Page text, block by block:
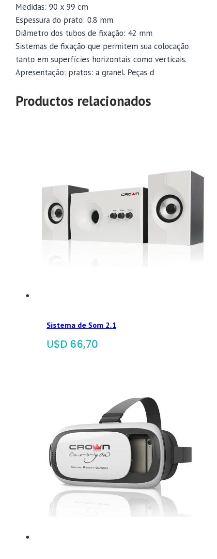
Medidas: 90 x 99 cm
Espessura do prato: 0.8 mm
Diâmetro dos tubos de fixação: 42 mm
Sistemas de fixação que permitem sua colocação
tanto em superfícies horizontais como verticais.
Apresentação: pratos: a granel. Peças d
Productos relacionados
Sistema de Som 2.1
$ 66,70